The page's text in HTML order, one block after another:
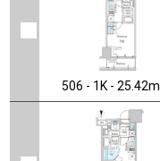
506 - 1K - 25.42m